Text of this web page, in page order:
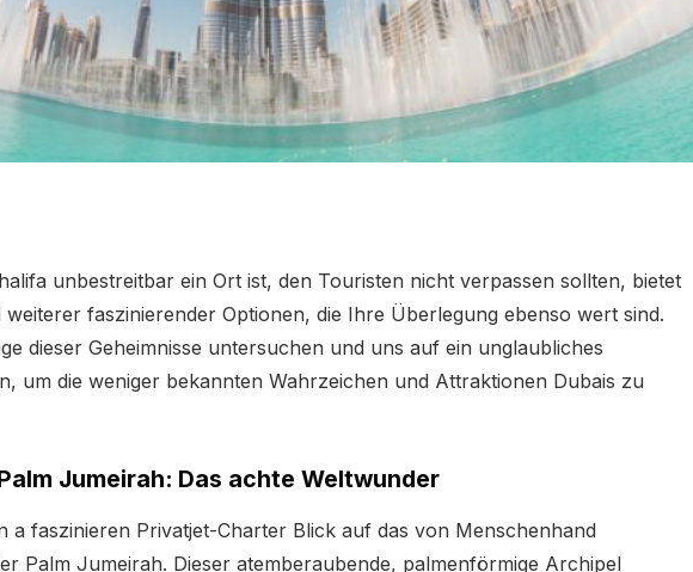
unbestreitbar ein Ort ist, den Touristen nicht verpassen sollten, bietet
weiterer faszinierender Optionen, die Ihre Überlegung ebenso wert sind.
dieser Geheimnisse untersuchen und uns auf ein unglaubliches
um die weniger bekannten Wahrzeichen und Attraktionen Dubais zu
Jumeirah: Das achte Weltwunder
a faszinieren Privatjet-Charter Blick auf das von Menschenhand
Palm Jumeirah. Dieser atemberaubende, palmenförmige Archipel